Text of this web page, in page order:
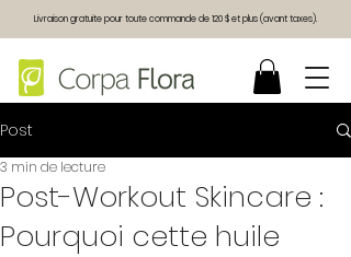
Livraison gratuite pour toute commande de 120 $ et plus (avant taxes).
Post
Post-Workout Skincare :
Pourquoi cette huile
3 min de lecture